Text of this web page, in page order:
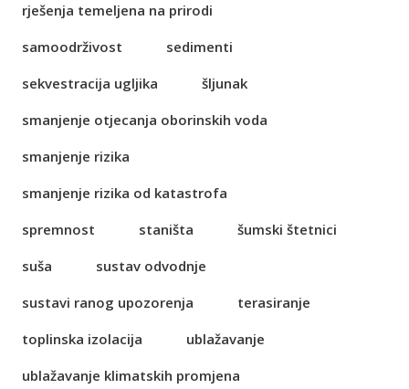
rješenja temeljena na prirodi
samoodrživost
sedimenti
sekvestracija ugljika
šljunak
smanjenje otjecanja oborinskih voda
smanjenje rizika
smanjenje rizika od katastrofa
spremnost
staništa
šumski štetnici
suša
sustav odvodnje
sustavi ranog upozorenja
terasiranje
toplinska izolacija
ublažavanje
ublažavanje klimatskih promjena